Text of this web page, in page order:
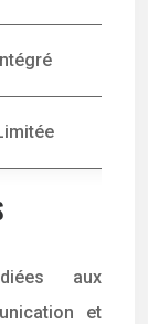
aux
et